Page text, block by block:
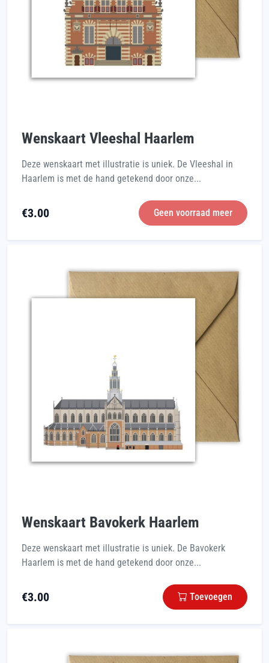
Wenskaart Vleeshal Haarlem
Deze wenskaart met illustratie is uniek. De Vleeshal in
Haarlem is met de hand getekend door onze...
€3.00 Geen voorraad meer
Wenskaart Bavokerk Haarlem
Deze wenskaart met illustratie is uniek. De Bavokerk
Haarlem is met de hand getekend door onze...
€3.00 Toevoegen